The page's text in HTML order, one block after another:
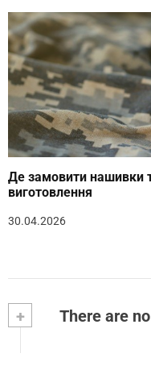
Де замовити нашивки
виготовлення
30.04.2026
+ There are